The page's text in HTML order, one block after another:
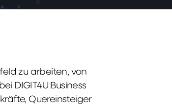
zu arbeiten, von
DIGIT4U Business
Quereinsteiger